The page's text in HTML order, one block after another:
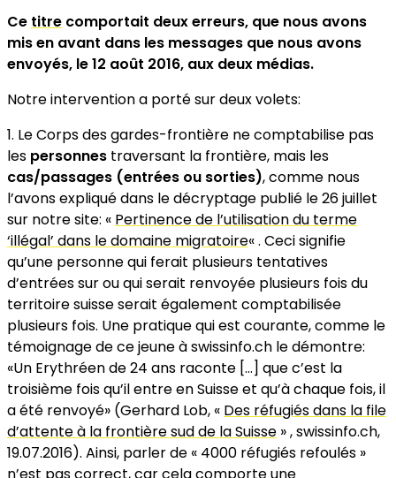
Ce titre comportait deux erreurs, que nous avons
mis en avant dans les messages que nous avons
envoyés, le 12 août 2016, aux deux médias.
Notre intervention a porté sur deux volets:
Le Corps des gardes-frontière ne comptabilise pas
les personnes traversant la frontière, mais les
cas/passages (entrées ou sorties), comme nous
l’avons expliqué dans le décryptage publié le 26 juillet
sur notre site: « Pertinence de l’utilisation du terme
‘illégal’ dans le domaine migratoire« . Ceci signifie
qu’une personne qui ferait plusieurs tentatives
d’entrées sur ou qui serait renvoyée plusieurs fois du
territoire suisse serait également comptabilisée
plusieurs fois. Une pratique qui est courante, comme le
témoignage de ce jeune à swissinfo.ch le démontre:
«Un Erythréen de 24 ans raconte […] que c’est la
troisième fois qu’il entre en Suisse et qu’à chaque fois, il
a été renvoyé» (Gerhard Lob, « Des réfugiés dans la file
d’attente à la frontière sud de la Suisse » , swissinfo.ch,
19.07.2016). Ainsi, parler de « 4000 réfugiés refoulés »
n’est pas correct, car cela comporte une